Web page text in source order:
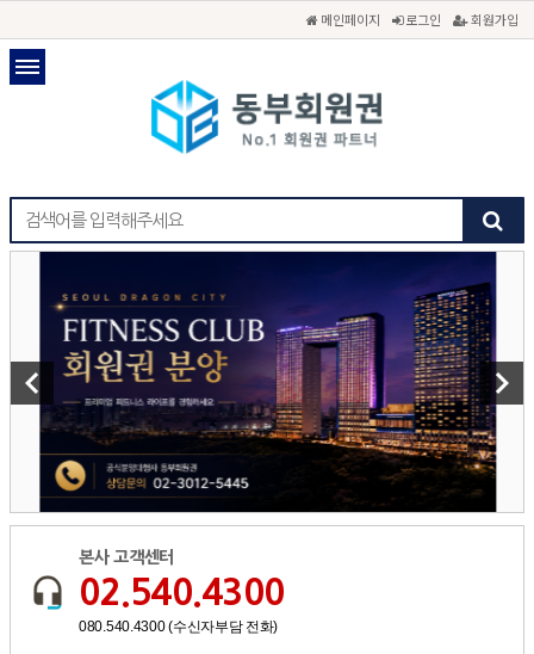
메인페이지 로그인 회원가입
keyboard_arrow_left keyboard_arrow_right
본사 고객센터
02.540.4300
080.540.4300 (수신자부담 전화)